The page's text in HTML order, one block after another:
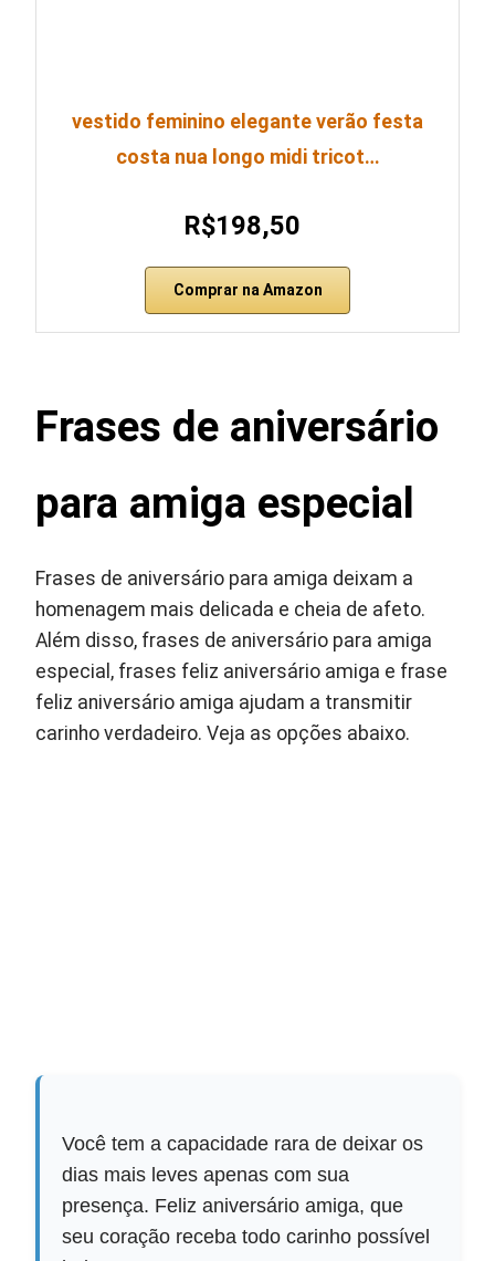
vestido feminino elegante verão festa
costa nua longo midi tricot…
R$198,50
Comprar na Amazon
Frases de aniversário
para amiga especial
Frases de aniversário para amiga deixam a
homenagem mais delicada e cheia de afeto.
Além disso, frases de aniversário para amiga
especial, frases feliz aniversário amiga e frase
feliz aniversário amiga ajudam a transmitir
carinho verdadeiro. Veja as opções abaixo.
Você tem a capacidade rara de deixar os
dias mais leves apenas com sua
presença. Feliz aniversário amiga, que
seu coração receba todo carinho possível